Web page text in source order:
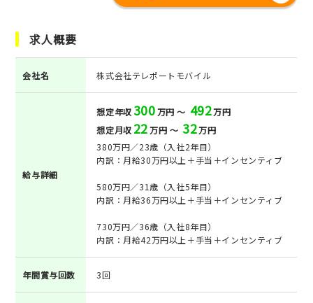
求人概要
会社名 株式会社テレポートモバイル
給与詳細
想定年収300万円 ～ 492万円
想定月収 22万円 ～ 32万円
380万円／23歳（入社2年目）
内訳：月給30万円以上＋手当＋インセンティブ
580万円／31歳（入社5年目）
内訳：月給36万円以上＋手当＋インセンティブ
730万円／36歳（入社8年目）
内訳：月給42万円以上＋手当＋インセンティブ
年間賞与回数 3回